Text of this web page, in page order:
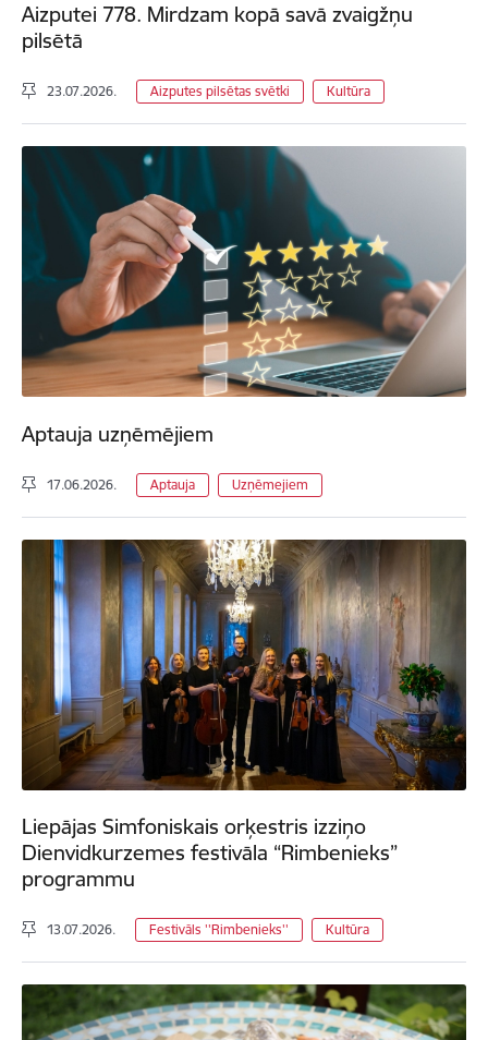
Aizputei 778. Mirdzam kopā savā zvaigžņu
pilsētā
23.07.2026. Aizputes pilsētas svētki Kultūra
Aptauja uzņēmējiem
17.06.2026. Aptauja Uzņēmejiem
Liepājas Simfoniskais orķestris izziņo
Dienvidkurzemes festivāla “Rimbenieks”
programmu
13.07.2026. Festivāls ''Rimbenieks'' Kultūra